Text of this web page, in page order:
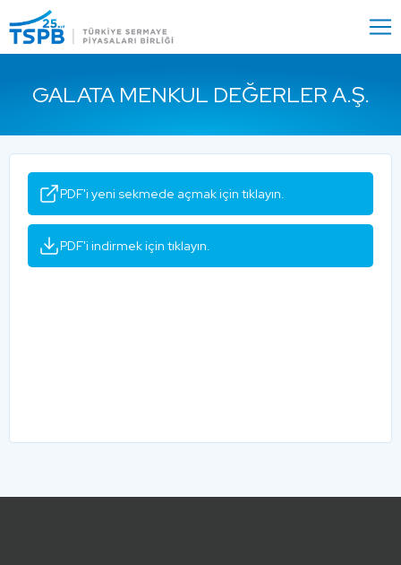
Close
GALATA MENKUL DEĞERLER A.Ş.
PDF'i yeni sekmede açmak için tıklayın.
PDF'i indirmek için tıklayın.